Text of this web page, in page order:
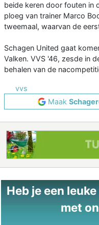
beide keren door fouten in
ploeg van trainer Marco
tweemaal, waarvan de
Schagen United gaat
Valken. VVS '46, zesde in
behalen van de
vvs
Maak
Heb je een
met